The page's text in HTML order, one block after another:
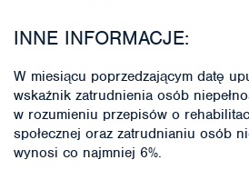
INNE INFORMACJE:
W miesiącu poprzedzającym datę
wskaźnik zatrudnienia osób
w rozumieniu przepisów o
społecznej oraz zatrudnianiu osób
wynosi co najmniej 6%.